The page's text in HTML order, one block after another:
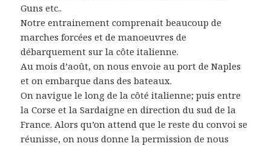
Guns etc..
Notre entrainement comprenait beaucoup de
marches forcées et de manoeuvres de
débarquement sur la côte italienne.
Au mois d’août, on nous envoie au port de Naples
et on embarque dans des bateaux.
On navigue le long de la côté italienne; puis entre
la Corse et la Sardaigne en direction du sud de la
France. Alors qu’on attend que le reste du convoi se
réunisse, on nous donne la permission de nous